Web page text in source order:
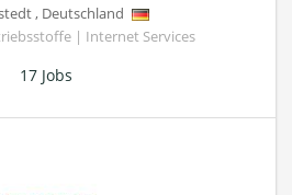
, Deutschland
| Internet Services
17 Jobs